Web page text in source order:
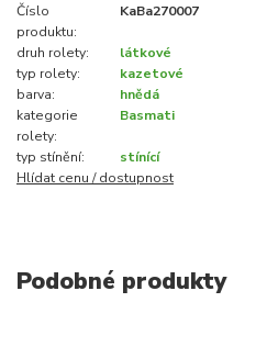
Číslo
produktu:
KaBa270007
druh rolety:
látkové
typ rolety:
kazetové
barva:
hnědá
kategorie
rolety:
Basmati
typ stínění:
stínící
Hlídat cenu / dostupnost
Podobné produkty